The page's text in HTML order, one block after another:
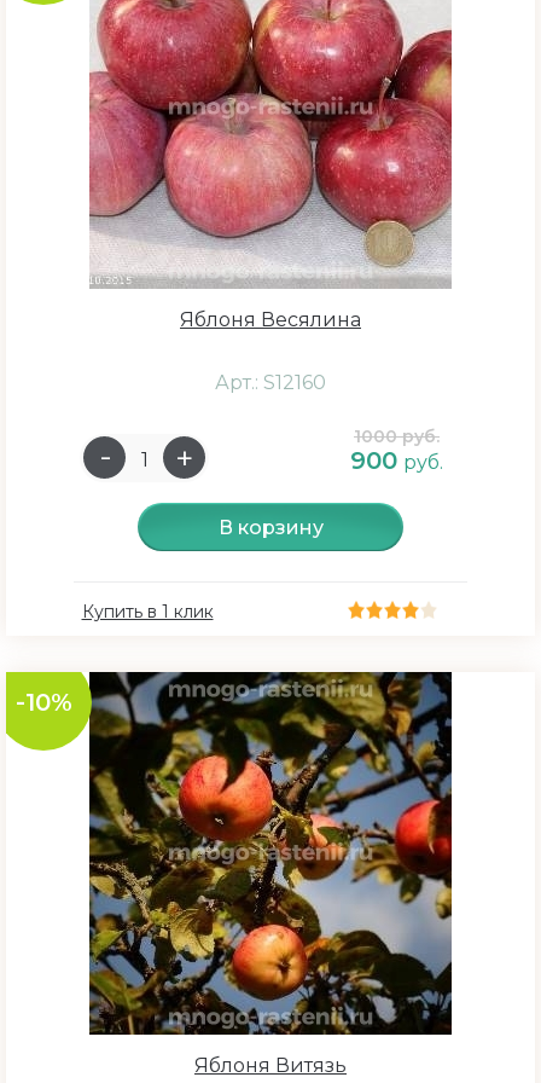
Яблоня Весялина
Арт.: S12160
1000 руб.
900 руб.
В корзину
Купить в 1 клик
-10%
Яблоня Витязь
4 года
5 лет
6 лет
7 лет
8 лет
9 лет
10 лет
Созревание
май
июнь (середина)
июнь (конец)
июль (начало)
июль (середина)
июль (конец)
август (начало)
август (середина)
август (конец)
сентябрь (начало)
сентябрь (середина)